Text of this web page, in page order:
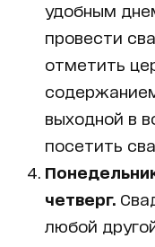
удобным
провести
отметить
выходной в
посетить
четверг.
любой